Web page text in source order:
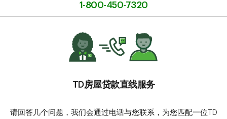
1-800-450-7320
TD房屋贷款直线服务
请回答几个问题，我们会通过电话与您联系，为您匹配一位TD